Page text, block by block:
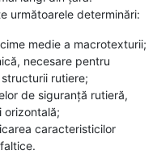
următoarele determinări:
medie a macrotexturii;
necesare pentru
rutiere;
de siguranță rutieră,
orizontală;
caracteristicilor